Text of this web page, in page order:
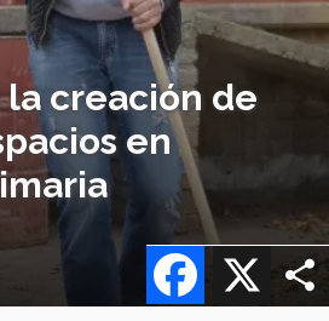
la creación de
en
X
Facebook